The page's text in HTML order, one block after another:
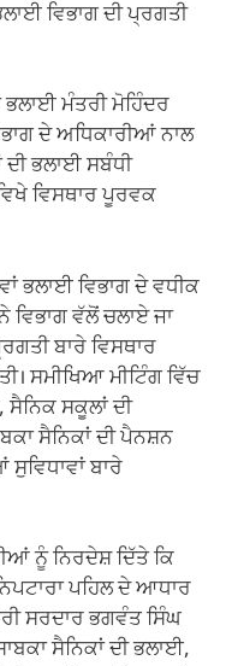
ਵਿਭਾਗ ਦੀ ਪ੍ਰਗਤੀ
ਮੰਤਰੀ ਮੋਹਿੰਦਰ
ਦੇ ਅਧਿਕਾਰੀਆਂ ਨਾਲ
ਦੀ ਭਲਾਈ ਸਬੰਧੀ
ਵਿਸਥਾਰ ਪੂਰਵਕ
ਭਲਾਈ ਵਿਭਾਗ ਦੇ ਵਧੀਕ
ਵੱਲੋਂ ਚਲਾਏ ਜਾ
ਬਾਰੇ ਵਿਸਥਾਰ
ਸਮੀਖਿਆ ਮੀਟਿੰਗ ਵਿੱਚ
ਸੈਨਿਕ ਸਕੂਲਾਂ ਦੀ
ਸੈਨਿਕਾਂ ਦੀ ਪੈਨਸ਼ਨ
ਬਾਰੇ
ਨੂੰ ਨਿਰਦੇਸ਼ ਦਿੱਤੇ ਕਿ
ਪਹਿਲ ਦੇ ਆਧਾਰ
ਸਰਦਾਰ ਭਗਵੰਤ ਸਿੰਘ
ਸੈਨਿਕਾਂ ਦੀ ਭਲਾਈ,